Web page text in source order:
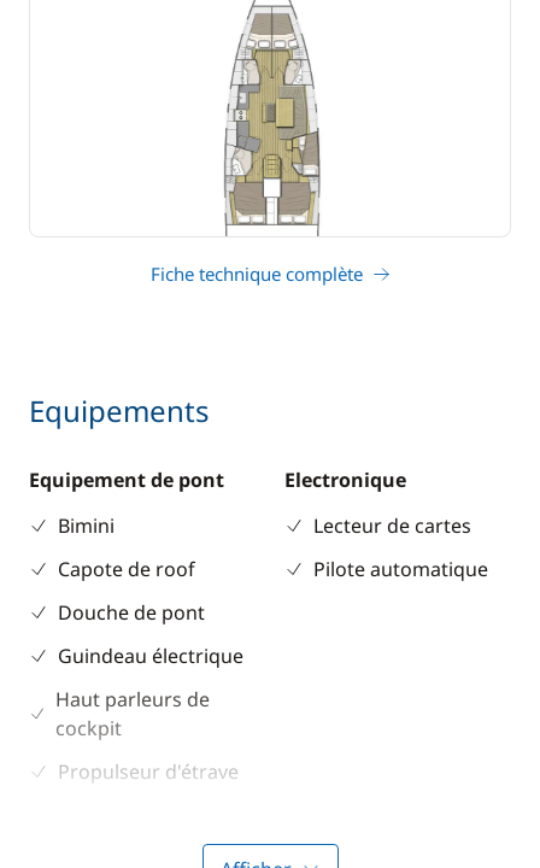
Fiche technique complète
Equipements
Equipement de pont
Bimini
Capote de roof
Douche de pont
Guindeau électrique
Haut parleurs de
cockpit
Propulseur d'étrave
Electronique
Lecteur de cartes
Pilote automatique